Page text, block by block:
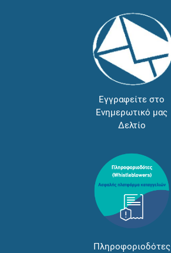
Εγγραφείτε στο
Ενημερωτικό μας
Δελτίο
Πληροφοριοδότες